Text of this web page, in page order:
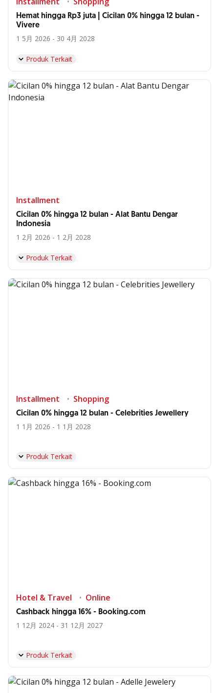
Hemat hingga Rp3 juta | Cicilan 0% hingga 12 bulan -
Vivere
1 5月 2026 - 30 4月 2028
Produk Terkait
Installment
Cicilan 0% hingga 12 bulan - Alat Bantu Dengar
Indonesia
1 2月 2026 - 1 2月 2028
Produk Terkait
Installment Shopping
Cicilan 0% hingga 12 bulan - Celebrities Jewellery
1 1月 2026 - 1 1月 2028
Produk Terkait
Hotel & Travel Online
Cashback hingga 16% - Booking.com
1 12月 2024 - 31 12月 2027
Produk Terkait